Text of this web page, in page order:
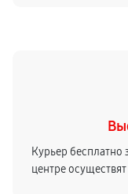
Курьер бесплатно
центре